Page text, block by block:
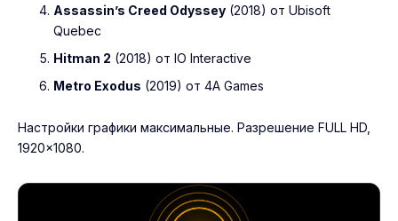
Assassin’s Creed Odyssey (2018) от Ubisoft
Quebec
Hitman 2 (2018) от IO Interactive
Metro Exodus (2019) от 4A Games
Настройки графики максимальные. Разрешение FULL HD,
1920×1080.